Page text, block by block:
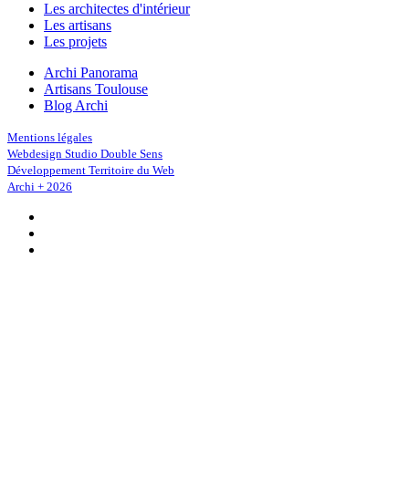
Les architectes d'intérieur
Les artisans
Les projets
Archi Panorama
Artisans Toulouse
Blog Archi
Mentions légales
Webdesign Studio Double Sens
Développement Territoire du Web
Archi + 2026